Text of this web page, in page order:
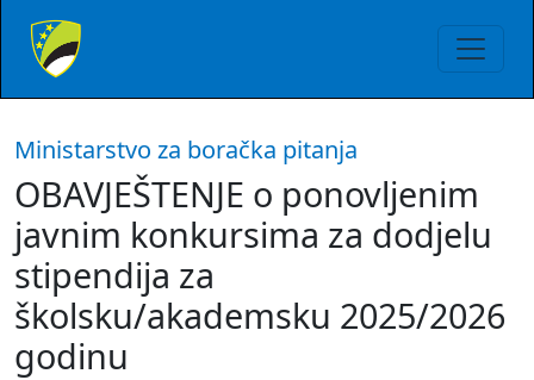
Ministarstvo za boračka pitanja
OBAVJEŠTENJE o ponovljenim
javnim konkursima za dodjelu
stipendija za
školsku/akademsku 2025/2026
godinu